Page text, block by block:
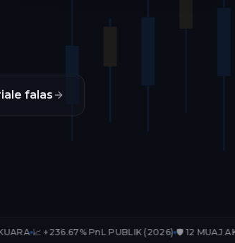
falas
PnL PUBLIK (2026) 🛡️ 12 MUAJ AKSES TË PLOTË